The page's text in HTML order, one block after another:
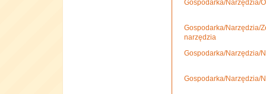
Gospodarka/Narzędzia/
Gospodarka/Narzędzia/
narzędzia
Gospodarka/Narzędzia/
Gospodarka/Narzędzia/